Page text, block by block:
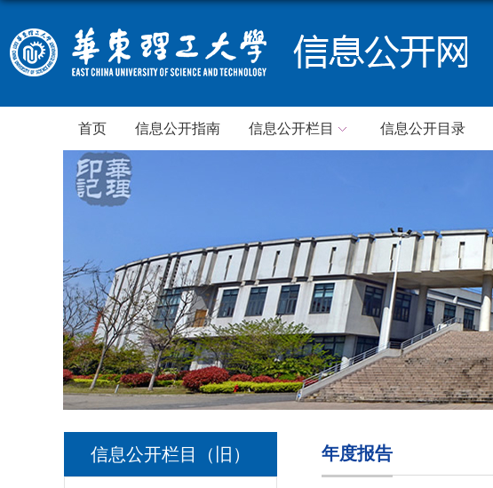
首页 信息公开指南 信息公开栏目 信息公开目录
信息公开栏目（旧） 年度报告